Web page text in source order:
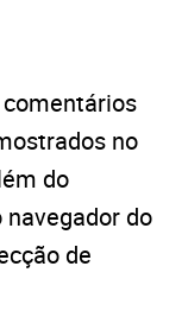
no
do
navegador do
de